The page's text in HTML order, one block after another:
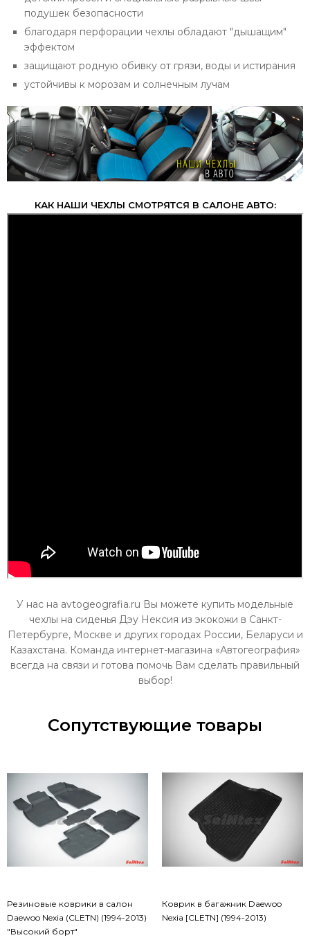
подушек безопасности
благодаря перфорации чехлы обладают "дышащим"
эффектом
защищают родную обивку от грязи, воды и истирания
устойчивы к морозам и солнечным лучам
КАК НАШИ ЧЕХЛЫ СМОТРЯТСЯ В САЛОНЕ АВТО:
У нас на avtogeografia.ru Вы можете купить модельные
чехлы на сиденья Дэу Нексия из экокожи в Санкт-
Петербурге, Москве и других городах России, Беларуси и
Казахстана. Команда интернет-магазина «Автогеография»
всегда на связи и готова помочь Вам сделать правильный
выбор!
Сопутствующие товары
Резиновые коврики в салон
Daewoo Nexia (CLETN) (1994-2013)
"Высокий борт"
Коврик в багажник Daewoo
Nexia [CLETN] (1994-2013)